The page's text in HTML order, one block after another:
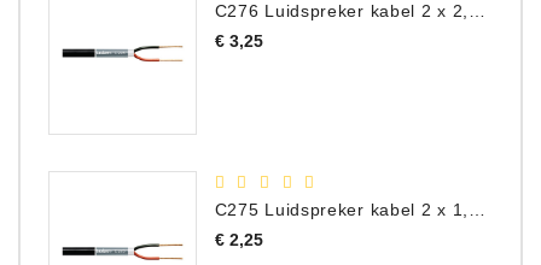
C276 Luidspreker kabel 2 x 2,50 mm² (per meter)
€ 3,25Prijs
€ 2,25Prijs